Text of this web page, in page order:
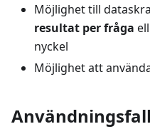
Möjlighet till
resultat per fråga
nyckel
Möjlighet att
Användningsfall